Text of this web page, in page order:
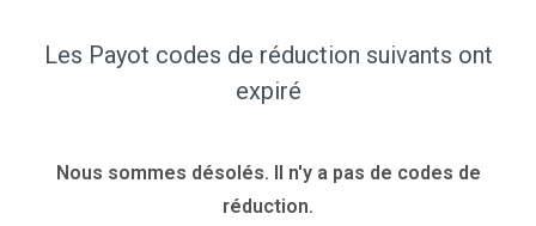
Les Payot codes de réduction suivants ont
expiré
Nous sommes désolés. Il n'y a pas de codes de
réduction.